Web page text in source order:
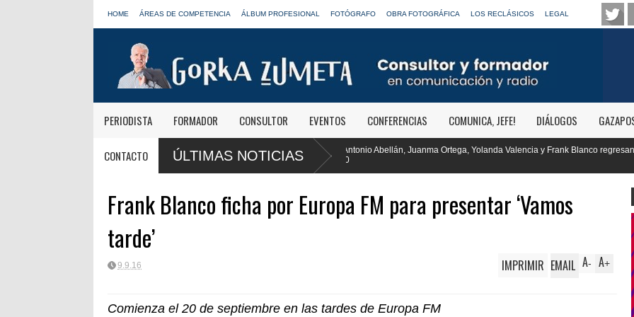
HOME ÁREAS DE COMPETENCIA ÁLBUM PROFESIONAL FOTÓGRAFO OBRA FOTOGRÁFICA LOS RECLÁSICOS LEGAL
PERIODISTA FORMADOR CONSULTOR EVENTOS CONFERENCIAS COMUNICA, JEFE! DIÁLOGOS
CONTACTO ÚLTIMAS NOTICIAS
de Onda Cero: "El viaje mereció
José Antonio Abellán, Juanma Ortega, Yolanda Valencia y Frank Blanco regresan a
LOS40
RTVE reivindica la
Frank Blanco ficha por Europa FM para presentar ‘Vamos
tarde’
9.9.16 A+
A-
IMPRIMIR EMAIL
Comienza el 20 de septiembre en las tardes de Europa FM